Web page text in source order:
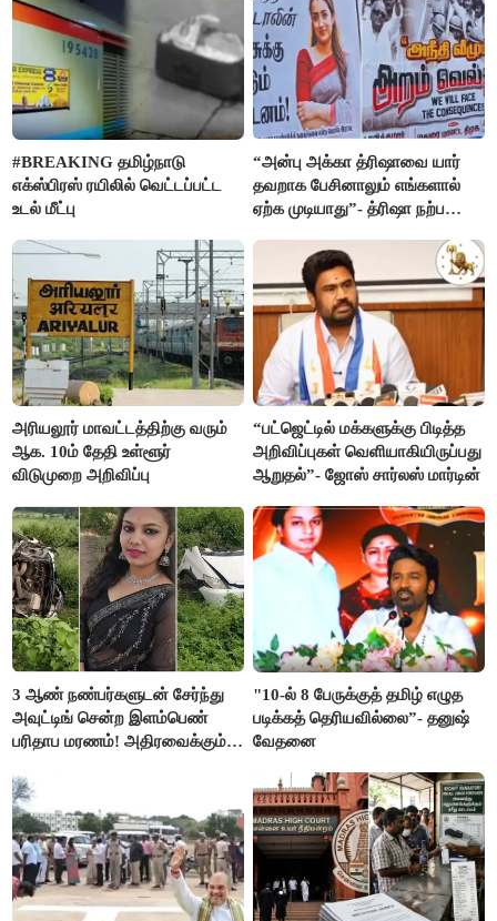
#BREAKING தமிழ்நாடு
எக்ஸ்பிரஸ் ரயிலில் வெட்டப்பட்ட
உடல் மீட்பு
“அன்பு அக்கா த்ரிஷாவை யார்
தவறாக பேசினாலும் எங்களால்
ஏற்க முடியாது”- த்ரிஷா நற்பணி
அரியலூர் மாவட்டத்திற்கு வரும்
ஆக. 10ம் தேதி உள்ளூர்
விடுமுறை அறிவிப்பு
“பட்ஜெட்டில் மக்களுக்கு பிடித்த
அறிவிப்புகள் வெளியாகியிருப்பது
ஆறுதல்”- ஜோஸ் சார்லஸ் மார்டின்
3 ஆண் நண்பர்களுடன் சேர்ந்து
அவுட்டிங் சென்ற இளம்பெண்
பரிதாப மரணம்! அதிரவைக்கும்
"10-ல் 8 பேருக்குத் தமிழ் எழுத
படிக்கத் தெரியவில்லை”- தனுஷ்
வேதனை